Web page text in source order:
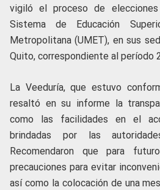
vigiló el proceso de
Sistema de Educación
Metropolitana (UMET), en sus
Quito, correspondiente al período
La Veeduría, que estuvo
resaltó en su informe la
como las facilidades en el
brindadas por las
Recomendaron que para
precauciones para evitar
así como la colocación de una